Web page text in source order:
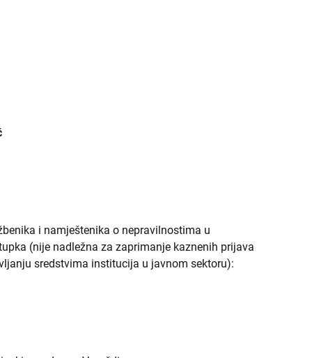
i namještenika o nepravilnostima u
(nije nadležna za zaprimanje kaznenih prijava
sredstvima institucija u javnom sektoru):